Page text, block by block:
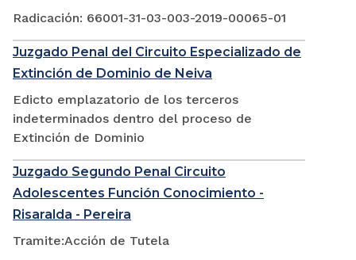
Radicación: 66001-31-03-003-2019-00065-01
Juzgado Penal del Circuito Especializado de
Extinción de Dominio de Neiva
Edicto emplazatorio de los terceros
indeterminados dentro del proceso de
Extinción de Dominio
Juzgado Segundo Penal Circuito
Adolescentes Función Conocimiento -
Risaralda - Pereira
Tramite:Acción de Tutela